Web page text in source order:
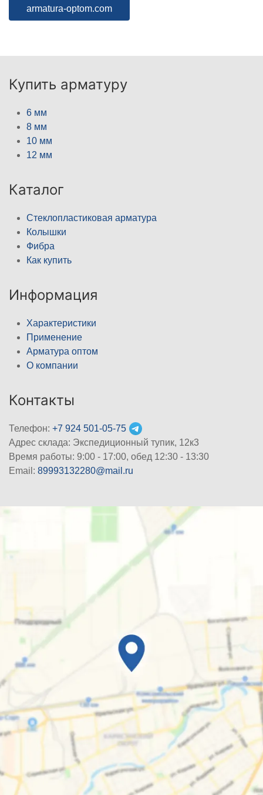
armatura-optom.com
Купить арматуру
6 мм
8 мм
10 мм
12 мм
Каталог
Стеклопластиковая арматура
Колышки
Фибра
Как купить
Информация
Характеристики
Применение
Арматура оптом
О компании
Контакты
Телефон: +7 924 501-05-75
Адрес склада: Экспедиционный тупик, 12к3
Время работы: 9:00 - 17:00, обед 12:30 - 13:30
Email: 89993132280@mail.ru